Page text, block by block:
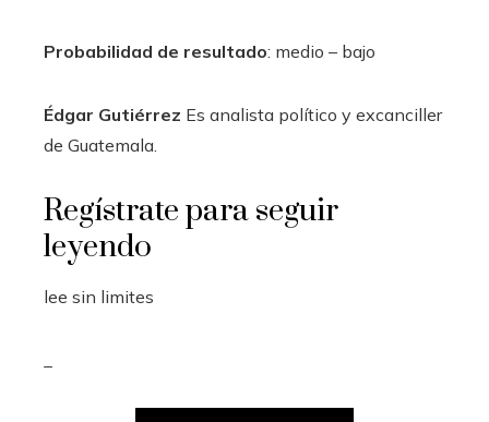
Probabilidad de resultado: medio – bajo
Édgar Gutiérrez Es analista político y excanciller
de Guatemala.
Regístrate para seguir
leyendo
lee sin limites